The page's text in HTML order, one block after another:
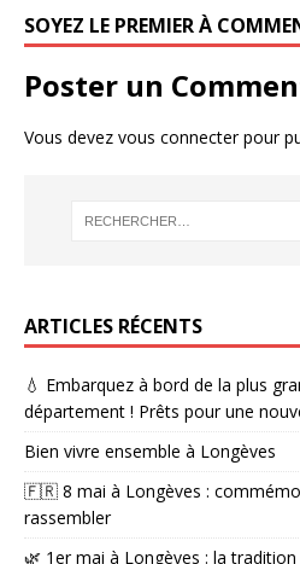
SOYEZ LE PREMIER À
Poster un
Vous devez vous connecterpour
ARTICLES RÉCENTS
💧 Embarquez à bord de la plus
département ! Prêts pour une
Bien vivre ensemble à Longèves
🇫🇷 8 mai à Longèves :
rassembler
🌿 1er mai à Longèves : la